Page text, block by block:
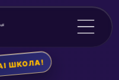
ШКОЛА!